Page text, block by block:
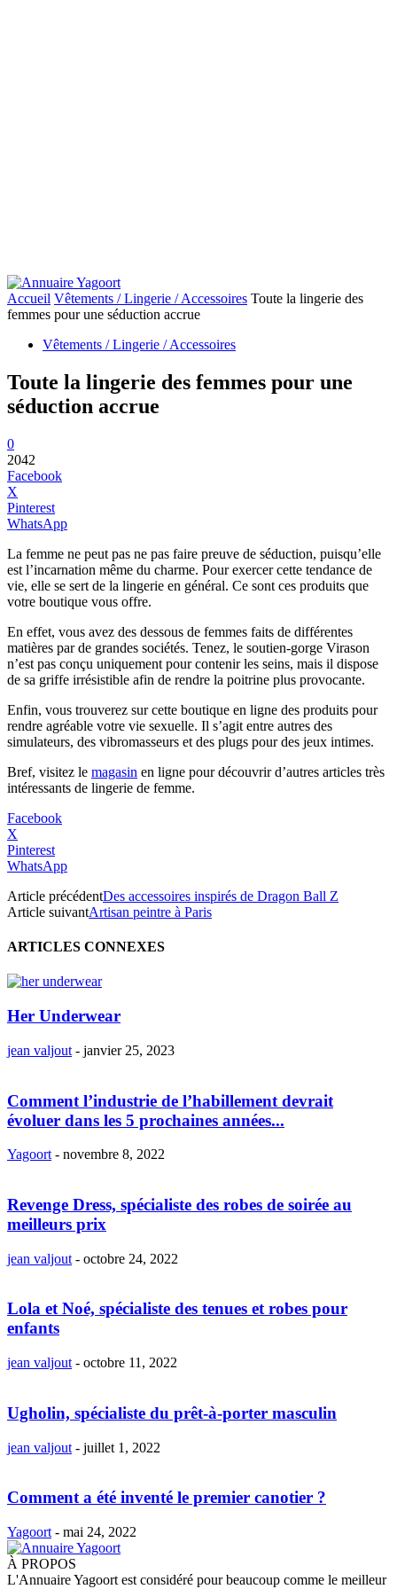
Accueil Vêtements / Lingerie / Accessoires Toute la lingerie des
femmes pour une séduction accrue
Vêtements / Lingerie / Accessoires
Toute la lingerie des femmes pour une
séduction accrue
0
2042
Facebook
X
Pinterest
WhatsApp
La femme ne peut pas ne pas faire preuve de séduction, puisqu’elle
est l’incarnation même du charme. Pour exercer cette tendance de
vie, elle se sert de la lingerie en général. Ce sont ces produits que
votre boutique vous offre.
En effet, vous avez des dessous de femmes faits de différentes
matières par de grandes sociétés. Tenez, le soutien-gorge Virason
n’est pas conçu uniquement pour contenir les seins, mais il dispose
de sa griffe irrésistible afin de rendre la poitrine plus provocante.
Enfin, vous trouverez sur cette boutique en ligne des produits pour
rendre agréable votre vie sexuelle. Il s’agit entre autres des
simulateurs, des vibromasseurs et des plugs pour des jeux intimes.
Bref, visitez le magasin en ligne pour découvrir d’autres articles très
intéressants de lingerie de femme.
Facebook
X
Pinterest
WhatsApp
Article précédentDes accessoires inspirés de Dragon Ball Z
Article suivantArtisan peintre à Paris
ARTICLES CONNEXES
Her Underwear
jean valjout - janvier 25, 2023
Comment l’industrie de l’habillement devrait
évoluer dans les 5 prochaines années...
Yagoort - novembre 8, 2022
Revenge Dress, spécialiste des robes de soirée au
meilleurs prix
jean valjout - octobre 24, 2022
Lola et Noé, spécialiste des tenues et robes pour
enfants
jean valjout - octobre 11, 2022
Ugholin, spécialiste du prêt-à-porter masculin
jean valjout - juillet 1, 2022
Comment a été inventé le premier canotier ?
Yagoort - mai 24, 2022
À PROPOS
L'Annuaire Yagoort est considéré pour beaucoup comme le meilleur